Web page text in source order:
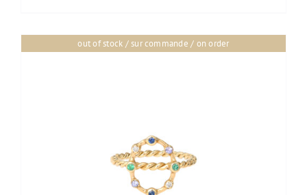
out of stock / sur commande / on order